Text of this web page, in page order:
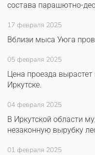
состава парашютно-
17 февраля 2025
Вблизи мыса Уюга
05 февраля 2025
Цена проезда
Иркутске.
04 февраля 2025
В Иркутской области
незаконную вырубку
01 февраля 2025